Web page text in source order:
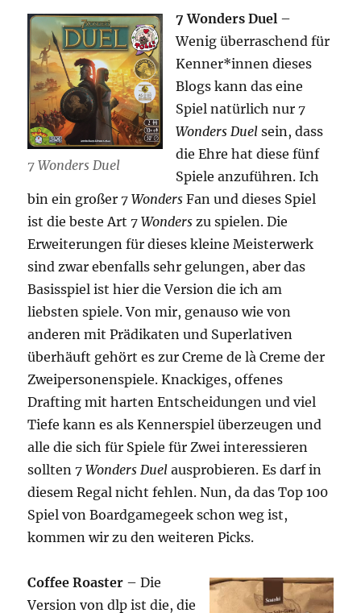
7 Wonders Duel
7 Wonders Duel –
Wenig überraschend für
Kenner*innen dieses
Blogs kann das eine
Spiel natürlich nur7
Wonders Duel sein, dass
die Ehre hat diese fünf
Spiele anzuführen. Ich
bin ein großer7 Wonders Fan und dieses Spiel
ist die beste Art 7 Wonders zu spielen. Die
Erweiterungen für dieses kleine Meisterwerk
sind zwar ebenfalls sehr gelungen, aber das
Basisspiel ist hier die Version die ich am
liebsten spiele. Von mir, genauso wie von
anderen mit Prädikaten und Superlativen
überhäuft gehört es zur Creme de là Creme der
Zweipersonenspiele. Knackiges, offenes
Drafting mit harten Entscheidungen und viel
Tiefe kann es als Kennerspiel überzeugen und
alle die sich für Spiele für Zwei interessieren
sollten7 Wonders Duel ausprobieren. Es darf in
diesem Regal nicht fehlen. Nun, da das Top 100
Spiel von Boardgamegeek schon weg ist,
kommen wir zu den weiteren Picks.
Coffee Roaster – Die
Version von dlp ist die, die